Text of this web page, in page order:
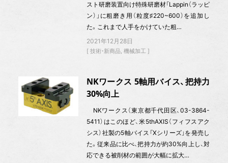
スト研磨装置向け特殊研磨材「Lappin（ラッピ
ン）」に粗磨き用（粒度♯220~600）を追加し
た。これまで人手をかけていた粗…
2021年12月28日
技術・新商品 機械加工
NKワークス 5軸用バイス、把持力
30%向上
NKワークス（東京都千代田区、03-3864-
5411）はこのほど、米5thAXIS（フィフスアク
シス）社製の5軸バイス「Xシリーズ」を発売し
た。従来品に比べ、把持力が約30%向上し、対
応できる被削材の範囲が大幅に拡大…